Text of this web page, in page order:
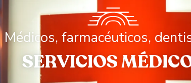
Médicos, farmacéuticos,
SERVICIOS